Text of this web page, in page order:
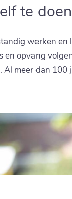
te
werken en
en opvang
Al meer dan 100